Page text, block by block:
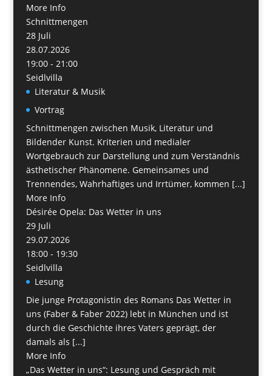
More Info
Schnittmengen
28 Juli
28.07.2026
19:00 - 21:00
Seidlvilla
Literatur & Musik
Vortrag
Schnittmengen zwischen Musik, Literatur und
Bildender Kunst. Kriterien und medialer
Wortgebrauch zur Darstellung und zum Verständnis
ästhetischer Phänomene. Gemeinsames und
Trennendes, Wahrhaftiges und Irrtümer, kommen [...]
More Info
Désirée Opela: Das Wetter in uns
29 Juli
29.07.2026
18:00 - 19:30
Seidlvilla
Lesung
Die junge Protagonistin des Romans Das Wetter in
uns (Faber & Faber 2022) lebt in München und ist
durch die Geschichte ihres Vaters geprägt, der
damals als [...]
More Info
„Das Wetter in uns“: Lesung und Gespräch mit